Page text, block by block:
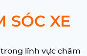
SÓC XE
lĩnh vực chăm